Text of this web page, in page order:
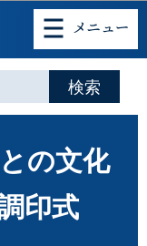
の文化
印式